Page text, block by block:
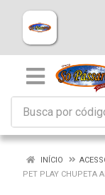
INÍCIO
PET PLAY CHUPETA